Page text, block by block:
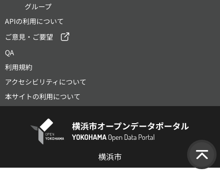
グループ
APIの利用について
ご意見・ご要望
QA
利用規約
アクセシビリティについて
本サイトの利用について
横浜市